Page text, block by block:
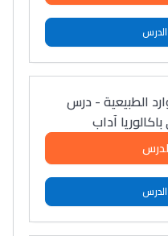
الطبيعية - درس
آداب